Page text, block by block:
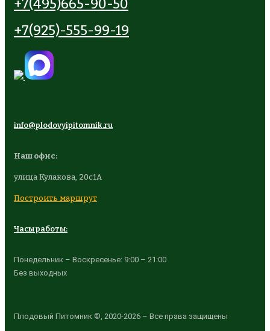
+7(495)665-90-50
+7(925)-555-99-19
info@plodovyipitomnik.ru
Наш офис:
улица Кулакова, 20с1А
Построить маршрут
Часы работы:
Понедельник – Воскресенье: 9:00 – 21:00
Без выходных
Плодовый Питомник ©, 2020-2026 – Все права защищены